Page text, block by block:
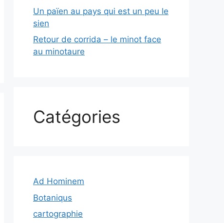
Un païen au pays qui est un peu le
sien
Retour de corrida – le minot face
au minotaure
Catégories
Ad Hominem
Botaniqus
cartographie